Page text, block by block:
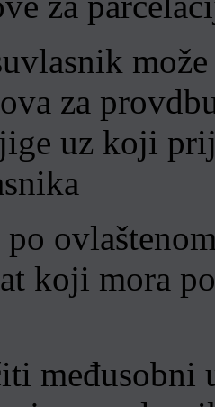
može
za
uz koji
ovlaštenom
koji mora